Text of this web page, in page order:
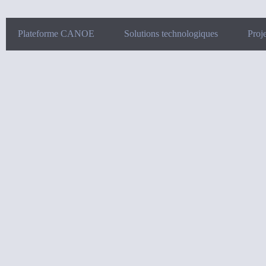
Plateforme CANOE Solutions technologiques